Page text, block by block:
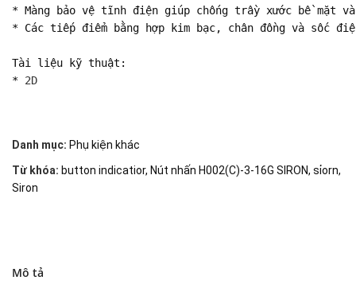
* Màng bảo vệ tĩnh điện giúp chống trầy xước bề mặt
* Các tiếp điểm bằng hợp kim bạc, chân đồng và sốc
Tài liệu kỹ thuật:
* 2D
Danh mục: Phụ kiện khác
Từ khóa: button indicatior, Nút nhấn H002(C)-3-16G SIRON, sỉorn,
Siron
Mô tả